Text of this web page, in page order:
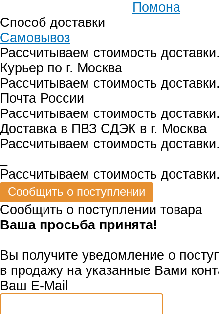
Помона
Способ доставки
Самовывоз
Рассчитываем стоимость
Курьер по г. Москва
Рассчитываем стоимость
Почта России
Рассчитываем стоимость
Доставка в ПВЗ СДЭК в г. Москва
Рассчитываем стоимость
Рассчитываем стоимость
Сообщить о поступлении товара
Ваша просьба принята!
Вы получите уведомление о
в продажу на указанные Вами
Ваш E-Mail